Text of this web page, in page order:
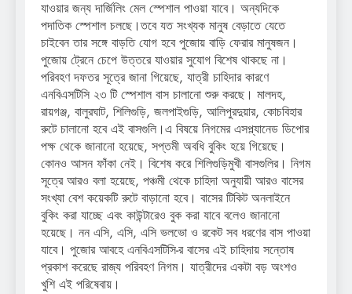
যাওয়ার জন্য দার্জিলিং মেল স্পেশাল পাওয়া যাবে। অন্যদিকে
পদাতিক স্পেশাল চলছে।তবে যত সংখ্যক মানুষ বেড়াতে যেতে
চাইবেন তার সঙ্গে বাড়তি যোগ হবে পুজোয় বাড়ি ফেরার মানুষজন।
পুজোয় ট্রেনে চেপে উত্তরে যাওয়ার সুযোগ বিশেষ থাকছে না।
পরিবহণ দফতর সূত্রে জানা গিয়েছে, যাত্রী চাহিদার কারণে
এনবিএসটিসি ২৩ টি স্পেশাল বাস চালানো শুরু করছে। মালদহ,
রায়গঞ্জ, বালুরঘাট, শিলিগুড়ি, জলপাইগুড়ি, আলিপুরদুয়ার, কোচবিহার
রুটে চালানো হবে এই বাসগুলি।এ বিষয়ে নিগমের এসপ্ল্যানেড ডিপোর
পক্ষ থেকে জানানো হয়েছে, সপ্তমী অবধি বুকিং হয়ে গিয়েছে।
কোনও আসন ফাঁকা নেই। বিশেষ করে শিলিগুড়িমুখী বাসগুলির। নিগম
সূত্রে আরও বলা হয়েছে, পঞ্চমী থেকে চাহিদা অনুযায়ী আরও বাসের
সংখ্যা বেশ কয়েকটি রুটে বাড়ানো হবে। বাসের টিকিট অনলাইনে
বুকিং করা যাচ্ছে এবং কাউন্টারেও বুক করা যাবে বলেও জানানো
হয়েছে। নন এসি, এসি, এসি ভলভো ও রকেট সব ধরণের বাস পাওয়া
যাবে। পুজোর আবহে এনবিএসটিসি-র বাসের এই চাহিদায় সন্তোষ
প্রকাশ করেছে রাজ্য পরিবহণ নিগম। যাত্রীদের একটা বড় অংশও
খুশি এই পরিষেবায়।